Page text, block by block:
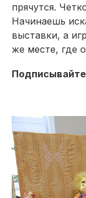
прячутся.
Начинаешь
выставки, а
же месте, где